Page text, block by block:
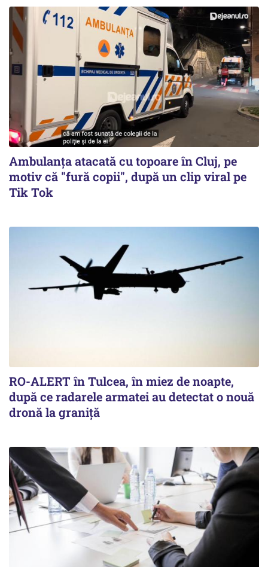
Ambulanța atacată cu topoare în Cluj, pe
motiv că "fură copii", după un clip viral pe
Tik Tok
RO-ALERT în Tulcea, în miez de noapte,
după ce radarele armatei au detectat o nouă
dronă la graniță